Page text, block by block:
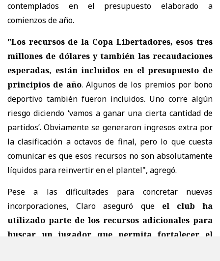
contemplados en el presupuesto elaborado a
comienzos de año.
"Los recursos de la Copa Libertadores, esos tres
millones de dólares y también las recaudaciones
esperadas, están incluidos en el presupuesto de
principios de año. Algunos de los premios por bono
deportivo también fueron incluidos. Uno corre algún
riesgo diciendo ‘vamos a ganar una cierta cantidad de
partidos’. Obviamente se generaron ingresos extra por
la clasificación a octavos de final, pero lo que cuesta
comunicar es que esos recursos no son absolutamente
líquidos para reinvertir en el plantel", agregó.
Pese a las dificultades para concretar nuevas
incorporaciones, Claro aseguró que el club ha
utilizado parte de los recursos adicionales para
buscar un jugador que permita fortalecer el